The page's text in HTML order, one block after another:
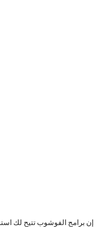
إن برامج الفوشوب تتيح لك